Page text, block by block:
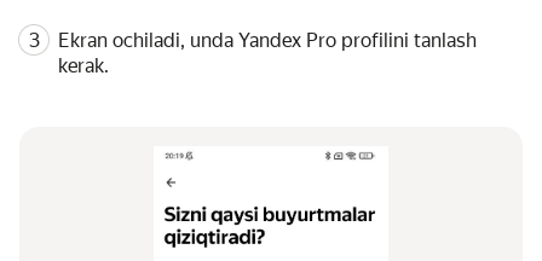
Ekran ochiladi, unda Yandex Pro profilini tanlash
kerak.